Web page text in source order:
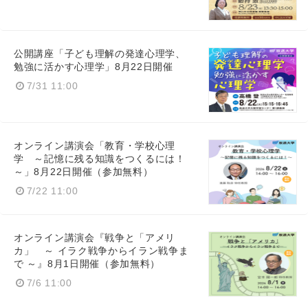
公開講座「子ども理解の発達心理学、
勉強に活かす心理学」8月22日開催
7/31 11:00
オンライン講演会「教育・学校心理
学 ～記憶に残る知識をつくるには！
～」8月22日開催（参加無料）
7/22 11:00
オンライン講演会『戦争と「アメリ
カ」 ～ イラク戦争からイラン戦争ま
で ～』8月1日開催（参加無料）
7/6 11:00